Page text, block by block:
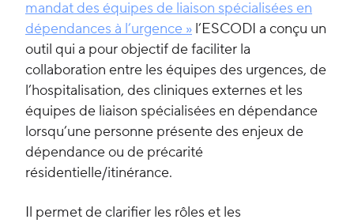
mandat des équipes de liaison spécialisées en
dépendances à l’urgence » l’ESCODI a conçu un
outil qui a pour objectif de faciliter la
collaboration entre les équipes des urgences, de
l’hospitalisation, des cliniques externes et les
équipes de liaison spécialisées en dépendance
lorsqu’une personne présente des enjeux de
dépendance ou de précarité
résidentielle/itinérance.
Il permet de clarifier les rôles et les